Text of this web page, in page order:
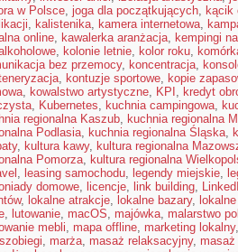
w Polsce, joga dla początkujących, kącik
, kalistenika, kamera internetowa,
online, kawalerka aranżacja, kempingi
, kolonie letnie, kolor roku,
bez przemocy, koncentracja,
, kontuzje sportowe, kopie
, kowalstwo artystyczne, KPI , kredyt
, Kubernetes, kuchnia campingowa,
regionalna Kaszub, kuchnia regionalna
Podlasia, kuchnia regionalna Śląska,
, kultura kawy, kultura regionalna
Pomorza, kultura regionalna
, leasing samochodu, legendy miejskie,
domowe, licencje, link building,
, lokalne atrakcje, lokalne bazary,
, lutowanie, macOS, majówka, malarstwo
mebli, mapa offline, marketing lokalny,
, marża, masaż relaksacyjny, masaż